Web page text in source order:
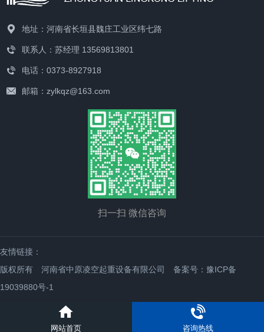
地址：河南省长垣县魏庄工业区纬七路
联系人：苏经理 13569813801
电话：0373-8927918
邮箱：zylkqz@163.com
扫一扫 微信咨询
友情链接：
版权所有 河南省中原凌空起重设备有限公司 备案号：豫ICP备
19039880号-1
网站首页 咨询热线